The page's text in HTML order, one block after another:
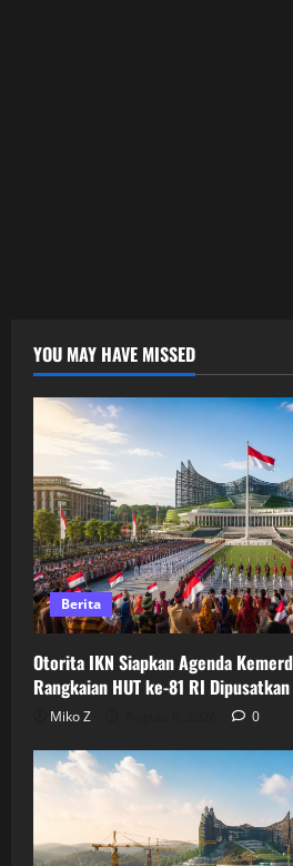
YOU MAY HAVE MISSED
Berita
Otorita IKN Siapkan Agenda
Rangkaian HUT ke-81 RI
Miko Z 0